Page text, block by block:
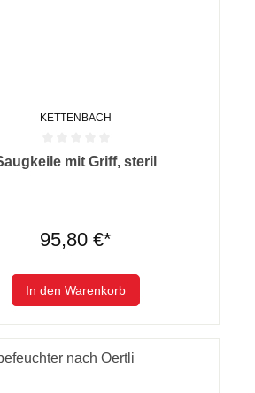
KETTENBACH
Bewertung von 0 von 5 Sternen
mit Griff, steril
95,80 €*
In den Warenkorb